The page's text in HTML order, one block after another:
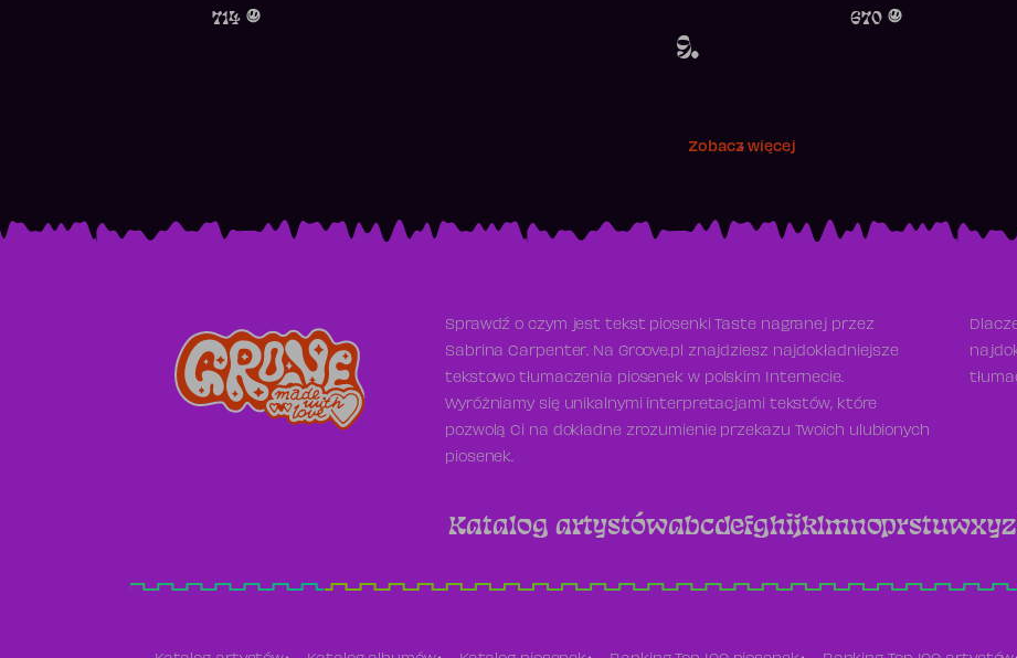
9.
714 670
Zobacz więcej
Sprawdź o czym jest tekst piosenki Taste nagranej przez
Sabrina Carpenter. Na Groove.pl znajdziesz najdokładniejsze
tekstowo tłumaczenia piosenek w polskim Internecie.
Wyróżniamy się unikalnymi interpretacjami tekstów, które
pozwolą Ci na dokładne zrozumienie przekazu Twoich ulubionych
piosenek.
Katalog artystówabcdefghijklmnoprstuwxyz